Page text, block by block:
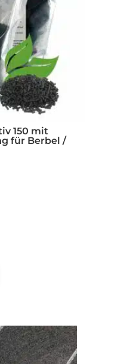
150 mit
für Berbel /